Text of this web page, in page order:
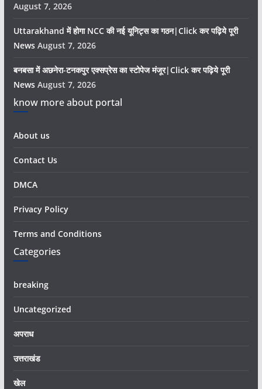
August 7, 2026
Uttarakhand में होगा NCC की नई यूनिट्स का गठन|Click कर पढ़िये पूरी
News August 7, 2026
बनबसा में अछनेरा-टनकपुर एक्सप्रेस का स्टोपेज मंजूर|Click कर पढ़िये पूरी
News August 7, 2026
know more about portal
About us
Contact Us
DMCA
Privacy Policy
Terms and Conditions
Categories
breaking
Uncategorized
अपराध
उत्तराखंड
खेल